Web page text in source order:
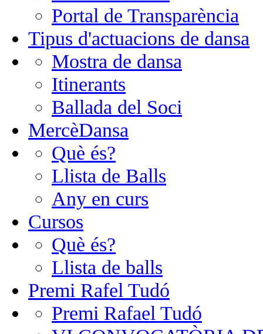
Portal de Transparència
Tipus d'actuacions de dansa
Mostra de dansa
Itinerants
Ballada del Soci
MercèDansa
Què és?
Llista de Balls
Any en curs
Cursos
Què és?
Llista de balls
Premi Rafel Tudó
Premi Rafael Tudó